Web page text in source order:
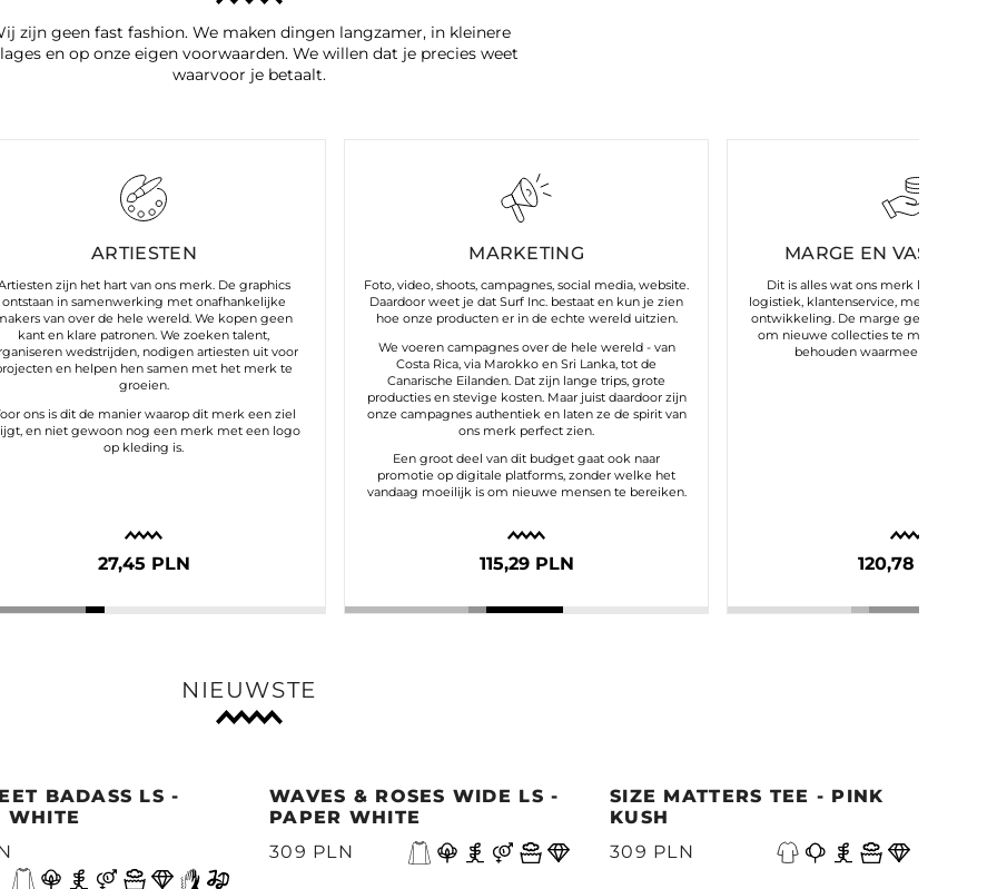
zijn geen fast fashion. We maken dingen langzamer, in kleinere
en op onze eigen voorwaarden. We willen dat je precies weet
waarvoor je betaalt.
ARTIESTEN
zijn het hart van ons merk. De graphics
ontstaan in samenwerking met onafhankelijke
van over de hele wereld. We kopen geen
kant en klare patronen. We zoeken talent,
wedstrijden, nodigen artiesten uit voor
en helpen hen samen met het merk te
groeien.
ons is dit de manier waarop dit merk een ziel
en niet gewoon nog een merk met een logo
op kleding is.
27,45 PLN
MARKETING
Foto, video, shoots, campagnes, social media, website.
Daardoor weet je dat Surf Inc. bestaat en kun je zien
hoe onze producten er in de echte wereld uitzien.
We voeren campagnes over de hele wereld - van
Costa Rica, via Marokko en Sri Lanka, tot de
Canarische Eilanden. Dat zijn lange trips, grote
producties en stevige kosten. Maar juist daardoor zijn
onze campagnes authentiek en laten ze de spirit van
ons merk perfect zien.
Een groot deel van dit budget gaat ook naar
promotie op digitale platforms, zonder welke het
vandaag moeilijk is om nieuwe mensen te bereiken.
115,29 PLN
MARGE EN VASTE
Dit is alles wat ons merk laat draaien:
logistiek, klantenservice, medewerkers,
ontwikkeling. De marge geeft ons de
om nieuwe collecties te maken en de
behouden waarmee je ons
120,78 PLN
NIEUWSTE
BADASS LS -
WHITE
WAVES & ROSES WIDE LS -
PAPER WHITE
309 PLN
SIZE MATTERS TEE - PINK
KUSH
309 PLN